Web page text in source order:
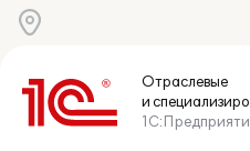
Отраслевые
и